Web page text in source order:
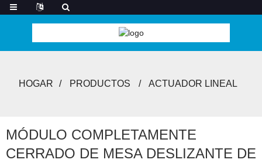
HOGAR PRODUCTOS ACTUADOR LINEAL
MÓDULO COMPLETAMENTE
CERRADO DE MESA DESLIZANTE DE